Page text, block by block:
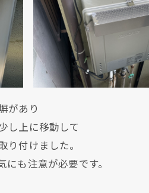
があり
し上に移動して
り付けました。
も注意が必要です。